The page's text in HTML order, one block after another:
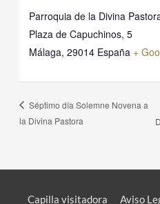
Parroquia de la Divina
Plaza de Capuchinos, 5
Málaga, 29014 España +
Séptimo día Solemne Novena a
la Divina Pastora
Capilla visitadora Aviso